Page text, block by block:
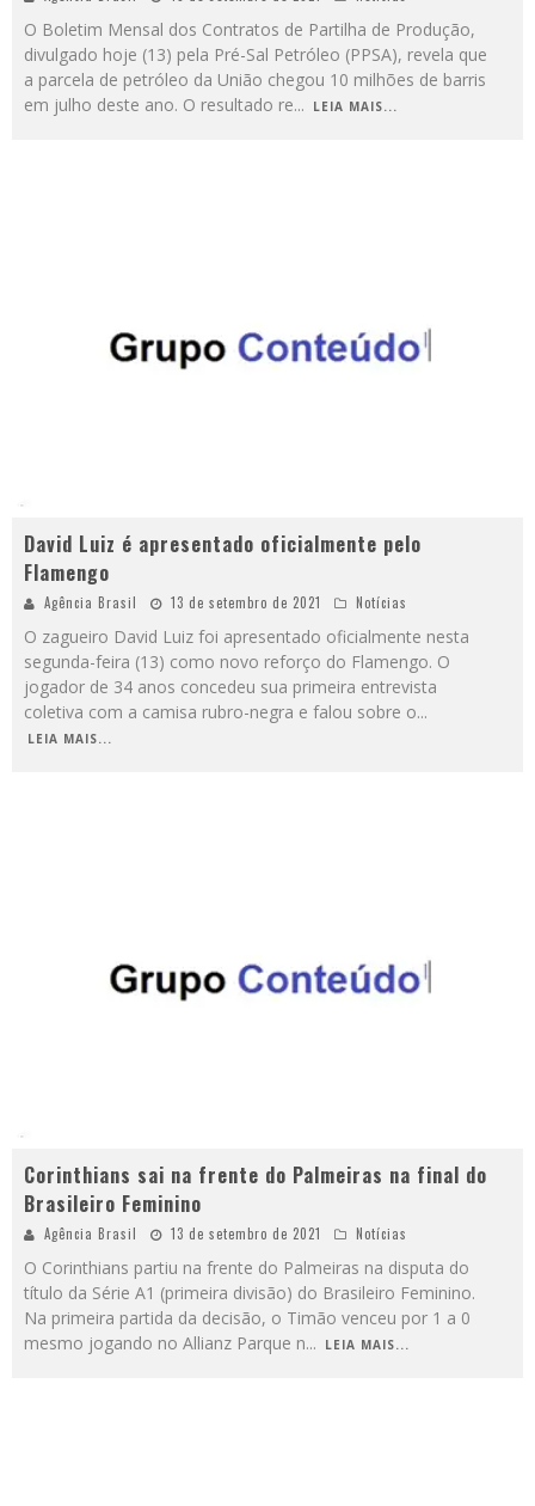
O Boletim Mensal dos Contratos de Partilha de Produção,
divulgado hoje (13) pela Pré-Sal Petróleo (PPSA), revela que
a parcela de petróleo da União chegou 10 milhões de barris
em julho deste ano. O resultado re... LEIA MAIS...
David Luiz é apresentado oficialmente pelo
Flamengo
Agência Brasil 13 de setembro de 2021 Notícias
O zagueiro David Luiz foi apresentado oficialmente nesta
segunda-feira (13) como novo reforço do Flamengo. O
jogador de 34 anos concedeu sua primeira entrevista
coletiva com a camisa rubro-negra e falou sobre o...
LEIA MAIS...
Corinthians sai na frente do Palmeiras na final do
Brasileiro Feminino
Agência Brasil 13 de setembro de 2021 Notícias
O Corinthians partiu na frente do Palmeiras na disputa do
título da Série A1 (primeira divisão) do Brasileiro Feminino.
Na primeira partida da decisão, o Timão venceu por 1 a 0
mesmo jogando no Allianz Parque n... LEIA MAIS...